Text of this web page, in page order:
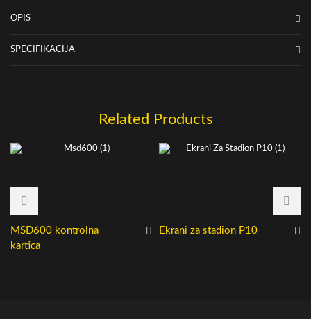
OPIS
SPECIFIKACIJA
Related Products
MSD600 kontrolna
kartica
Ekrani za stadion P10